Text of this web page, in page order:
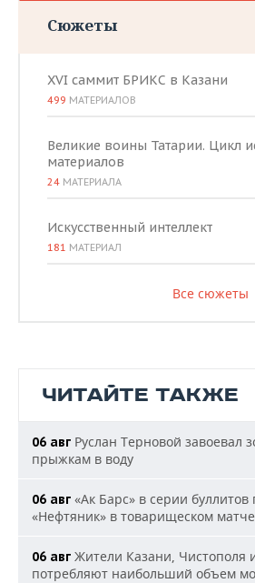
Сюжеты
XVI саммит БРИКС в Казани
499 МАТЕРИАЛОВ
Великие воины Татарии. Цикл
материалов
24 МАТЕРИАЛА
Искусственный интеллект
181 МАТЕРИАЛ
Все сюжеты
ЧИТАЙТЕ ТАКЖЕ
06 авг Руслан Терновой завоевал
прыжкам в воду
06 авг «Ак Барс» в серии буллитов
«Нефтяник» в товарищеском матче
06 авг Жители Казани, Чистополя
потребляют наибольший объем